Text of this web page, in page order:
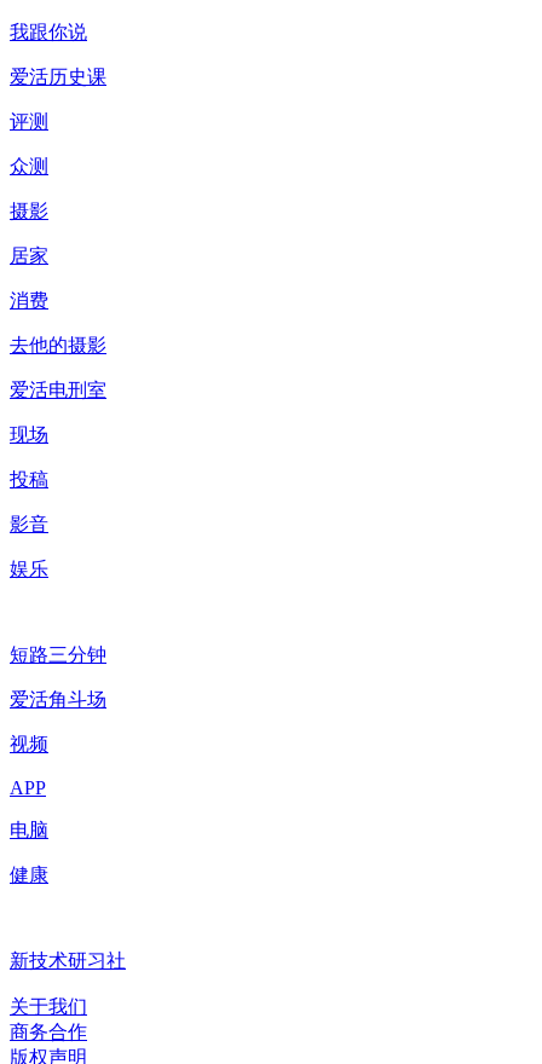
我跟你说
爱活历史课
评测
众测
摄影
居家
消费
去他的摄影
爱活电刑室
现场
投稿
影音
娱乐
短路三分钟
爱活角斗场
视频
APP
电脑
健康
新技术研习社
关于我们
商务合作
版权声明